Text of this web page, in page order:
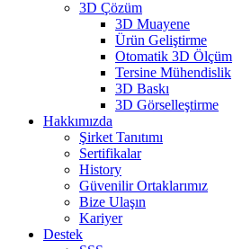
3D Çözüm
3D Muayene
Ürün Geliştirme
Otomatik 3D Ölçüm
Tersine Mühendislik
3D Baskı
3D Görselleştirme
Hakkımızda
Şirket Tanıtımı
Sertifikalar
History
Güvenilir Ortaklarımız
Bize Ulaşın
Kariyer
Destek